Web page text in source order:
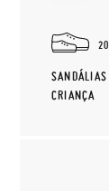
20
CRIANÇA